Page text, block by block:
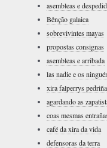
asembleas e
Bênção galaica
sobrevivintes mayas
propostas consignas
asembleas e arribada
las nadie e os
xira falperrys
agardando as
coas mesmas
café da xira da vida
defensoras da terra